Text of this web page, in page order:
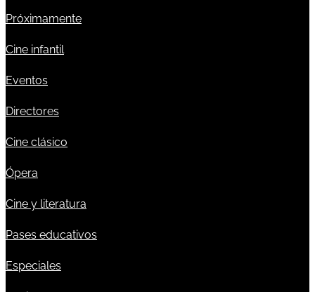
Próximamente
Cine infantil
Eventos
Directores
Cine clásico
Ópera
Cine y literatura
Pases educativos
Especiales